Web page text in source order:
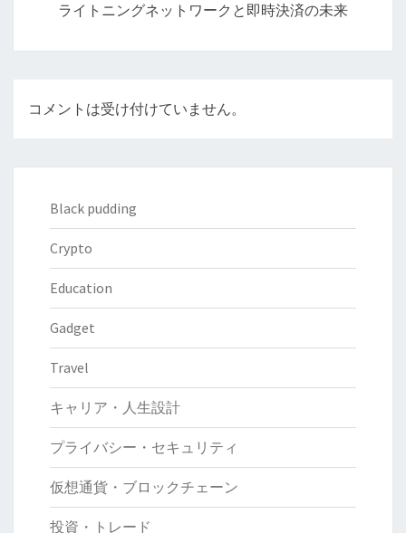
ライトニングネットワークと即時決済の未来
コメントは受け付けていません。
Black pudding
Crypto
Education
Gadget
Travel
キャリア・人生設計
プライバシー・セキュリティ
仮想通貨・ブロックチェーン
投資・トレード